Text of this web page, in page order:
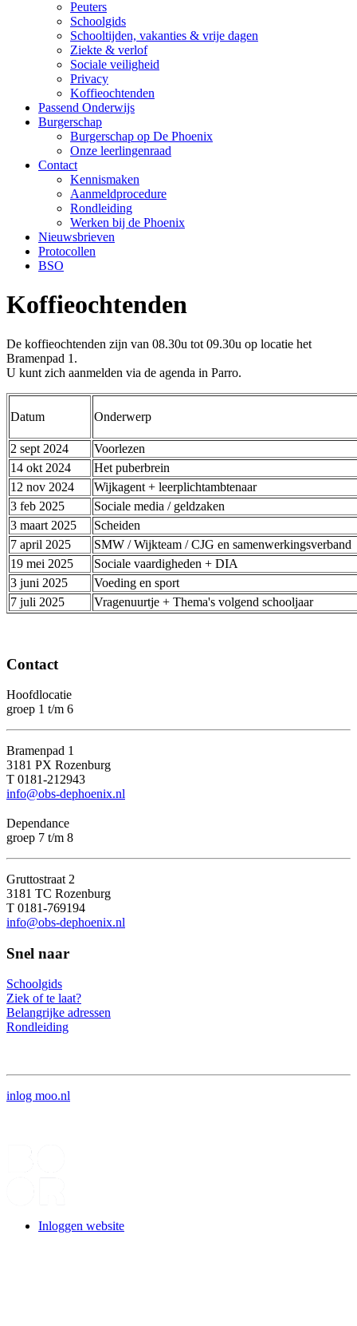
Peuters
Schoolgids
Schooltijden, vakanties & vrije dagen
Ziekte & verlof
Sociale veiligheid
Privacy
Koffieochtenden
Passend Onderwijs
Burgerschap
Burgerschap op De Phoenix
Onze leerlingenraad
Contact
Kennismaken
Aanmeldprocedure
Rondleiding
Werken bij de Phoenix
Nieuwsbrieven
Protocollen
BSO
Koffieochtenden
De koffieochtenden zijn van 08.30u tot 09.30u op locatie het
Bramenpad 1.
U kunt zich aanmelden via de agenda in Parro.
Datum Onderwerp
2 sept 2024
Voorlezen
14 okt 2024
Het puberbrein
12 nov 2024
Wijkagent + leerplichtambtenaar
3 feb 2025
Sociale media / geldzaken
3 maart 2025
Scheiden
7 april 2025
SMW / Wijkteam / CJG en samenwerkingsverband
19 mei 2025
Sociale vaardigheden + DIA
3 juni 2025
Voeding en sport
7 juli 2025
Vragenuurtje + Thema's volgend schooljaar
Contact
Hoofdlocatie
groep 1 t/m 6
Bramenpad 1
3181 PX Rozenburg
T 0181-212943
info@obs-dephoenix.nl
Dependance
groep 7 t/m 8
Gruttostraat 2
3181 TC Rozenburg
T 0181-769194
info@obs-dephoenix.nl
Snel naar
Schoolgids
Ziek of te laat?
Belangrijke adressen
Rondleiding
inlog moo.nl
Inloggen website